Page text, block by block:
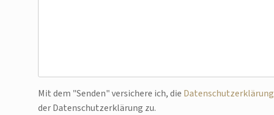
Bitte lasse dieses Feld leer.
Mit dem "Senden" versichere ich, die Datenschutzerklärung
der Datenschutzerklärung zu.